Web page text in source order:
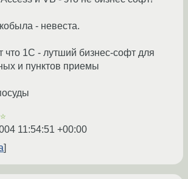
- невеста.
что 1С - лутший бизнес-софт для
и пунктов приемы
☆
11:54:51 +00:00